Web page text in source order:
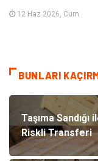
12 Haz 2026, Cum
BUNLARI
Taşıma
Riskli Transferi